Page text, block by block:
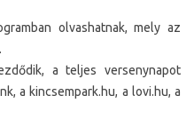
olvashatnak, mely az
a teljes versenynapot
a kincsempark.hu, a lovi.hu, a